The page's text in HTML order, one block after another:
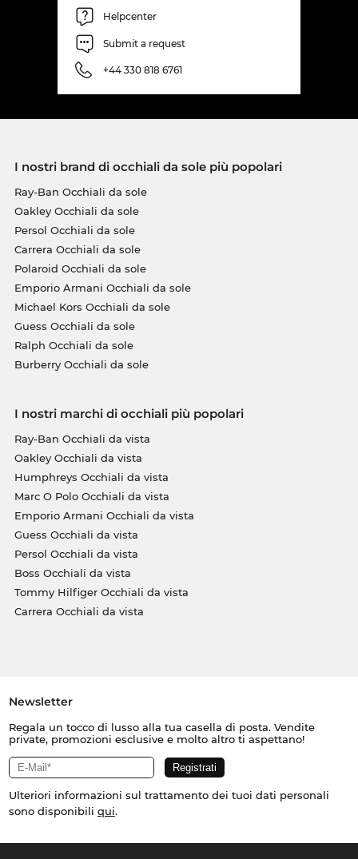
Helpcenter
Submit a request
+44 330 818 6761
I nostri brand di occhiali da sole più popolari
Ray-Ban Occhiali da sole
Oakley Occhiali da sole
Persol Occhiali da sole
Carrera Occhiali da sole
Polaroid Occhiali da sole
Emporio Armani Occhiali da sole
Michael Kors Occhiali da sole
Guess Occhiali da sole
Ralph Occhiali da sole
Burberry Occhiali da sole
I nostri marchi di occhiali più popolari
Ray-Ban Occhiali da vista
Oakley Occhiali da vista
Humphreys Occhiali da vista
Marc O Polo Occhiali da vista
Emporio Armani Occhiali da vista
Guess Occhiali da vista
Persol Occhiali da vista
Boss Occhiali da vista
Tommy Hilfiger Occhiali da vista
Carrera Occhiali da vista
Newsletter
Regala un tocco di lusso alla tua casella di posta. Vendite
private, promozioni esclusive e molto altro ti aspettano!
Ulteriori informazioni sul trattamento dei tuoi dati personali
sono disponibili qui.